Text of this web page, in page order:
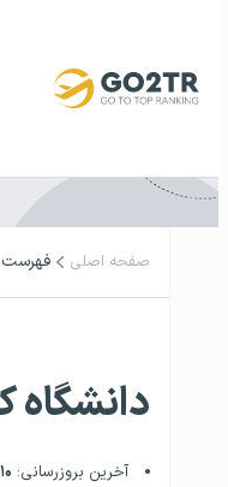
صفحه اصلی فهرست
دانشگاه
آخرین بروزرسانی: ۱۰ آذر ۱۴۰۴